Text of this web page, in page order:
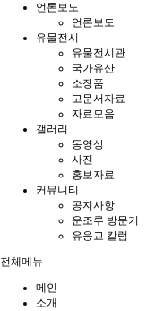
언론보도
언론보도
유물전시
유물전시관
국가유산
소장품
고문서자료
자료모음
갤러리
동영상
사진
홍보자료
커뮤니티
공지사항
운조루 방문기
유응교 칼럼
전체메뉴
메인
소개